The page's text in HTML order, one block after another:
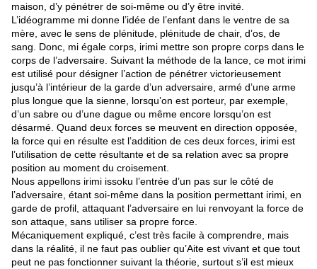
maison, d’y pénétrer de soi-même ou d’y être invité.
L’idéogramme mi donne l’idée de l’enfant dans le ventre de sa
mère, avec le sens de plénitude, plénitude de chair, d’os, de
sang. Donc, mi égale corps, irimi mettre son propre corps dans le
corps de l’adversaire. Suivant la méthode de la lance, ce mot irimi
est utilisé pour désigner l’action de pénétrer victorieusement
jusqu’à l’intérieur de la garde d’un adversaire, armé d’une arme
plus longue que la sienne, lorsqu’on est porteur, par exemple,
d’un sabre ou d’une dague ou même encore lorsqu’on est
désarmé. Quand deux forces se meuvent en direction opposée,
la force qui en résulte est l’addition de ces deux forces, irimi est
l’utilisation de cette résultante et de sa relation avec sa propre
position au moment du croisement.
Nous appellons irimi issoku l’entrée d’un pas sur le côté de
l’adversaire, étant soi-même dans la position permettant irimi, en
garde de profil, attaquant l’adversaire en lui renvoyant la force de
son attaque, sans utiliser sa propre force.
Mécaniquement expliqué, c’est très facile à comprendre, mais
dans la réalité, il ne faut pas oublier qu’Aite est vivant et que tout
peut ne pas fonctionner suivant la théorie, surtout s’il est mieux